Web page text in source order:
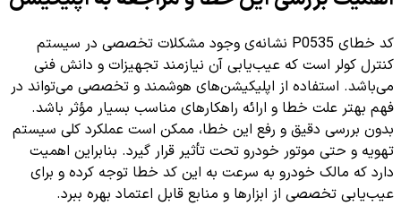
کد خطای P0535 نشانه‌ی وجود مشکلات تخصصی در سیستم
کنترل کولر است که عیب‌یابی آن نیازمند تجهیزات و دانش فنی
می‌باشد. استفاده از اپلیکیشن‌های هوشمند و تخصصی می‌تواند در
فهم بهتر علت خطا و ارائه راهکارهای مناسب بسیار مؤثر باشد.
بدون بررسی دقیق و رفع این خطا، ممکن است عملکرد کلی سیستم
تهویه و حتی موتور خودرو تحت تأثیر قرار گیرد. بنابراین اهمیت
دارد که مالک خودرو به سرعت به این کد خطا توجه کرده و برای
عیب‌یابی تخصصی از ابزارها و منابع قابل اعتماد بهره ببرد.